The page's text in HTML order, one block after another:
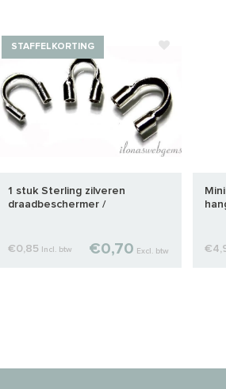
STAFFELKORTING
1 stuk Sterling zilveren
draadbeschermer /
€0,85 Incl. btw €0,70 Excl. btw